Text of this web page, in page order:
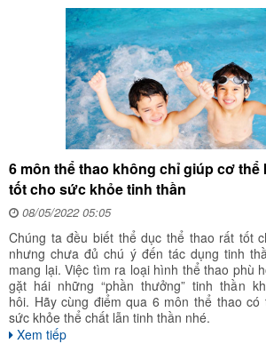
6 môn thể thao không chỉ giúp cơ thể
tốt cho sức khỏe tinh thần
08/05/2022 05:05
Chúng ta đều biết thể dục thể thao rất tốt
nhưng chưa đủ chú ý đến tác dụng tinh
mang lại. Việc tìm ra loại hình thể thao phù
gặt hái những “phần thưởng” tinh thần
hôi. Hãy cùng điểm qua 6 môn thể thao
sức khỏe thể chất lẫn tinh thần nhé.
Xem tiếp